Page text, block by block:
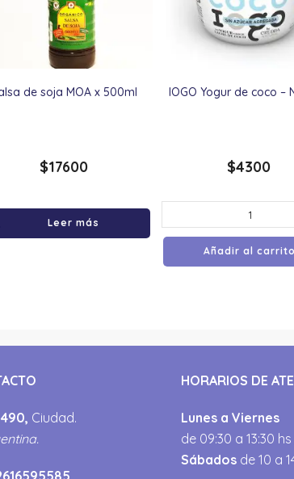
de soja MOA x 500ml
$17600
Leer más
IOGO Yogur de coco –
$4300
Añadir al carrito
Ciudad.
HORARIOS DE
Lunes a Viernes
de 09:30 a 13:30
Sábados de 10 a